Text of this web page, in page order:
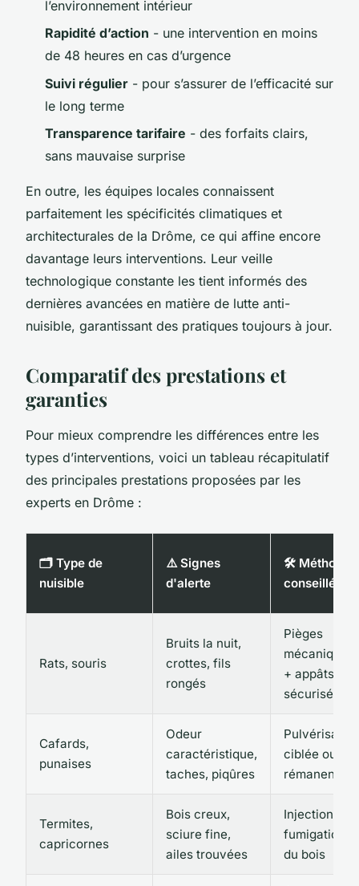
l’environnement intérieur
Rapidité d’action - une intervention en moins
de 48 heures en cas d’urgence
Suivi régulier - pour s’assurer de l’efficacité sur
le long terme
Transparence tarifaire - des forfaits clairs,
sans mauvaise surprise
En outre, les équipes locales connaissent
parfaitement les spécificités climatiques et
architecturales de la Drôme, ce qui affine encore
davantage leurs interventions. Leur veille
technologique constante les tient informés des
dernières avancées en matière de lutte anti-
nuisible, garantissant des pratiques toujours à jour.
Comparatif des prestations et
garanties
Pour mieux comprendre les différences entre les
types d’interventions, voici un tableau récapitulatif
des principales prestations proposées par les
experts en Drôme :
🗂️ Type de
nuisible
⚠️ Signes
d'alerte
🛠️ Méthode
conseillée
Rats, souris
Bruits la nuit,
crottes, fils
rongés
Pièges
mécaniques
+ appâts
sécurisés
Cafards,
punaises
Odeur
caractéristique,
taches, piqûres
Pulvérisation
ciblée ou gel
rémanent
Termites,
capricornes
Bois creux,
sciure fine,
ailes trouvées
Injections ou
fumigation
du bois